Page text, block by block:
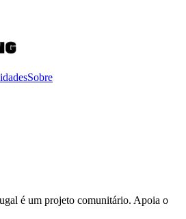
Sobre
é um projeto comunitário. Apoia o